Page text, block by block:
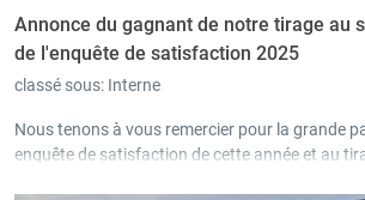
Annonce du gagnant de notre tirage au
de l'enquête de satisfaction 2025
classé sous: Interne
Nous tenons à vous remercier pour la grande
enquête de satisfaction de cette année et au